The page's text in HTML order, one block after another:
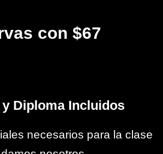
con $67
y Diploma Incluidos
necesarios para la clase